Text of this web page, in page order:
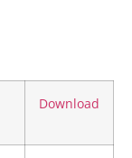
Download